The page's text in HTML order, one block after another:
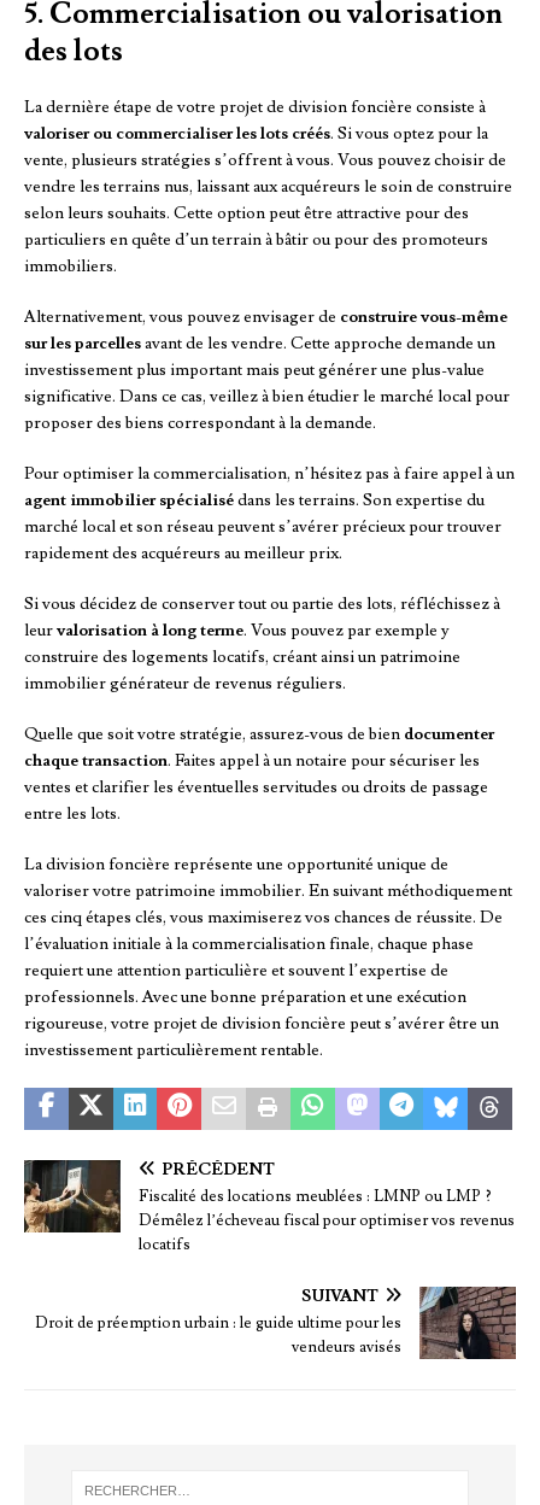
5. Commercialisation ou valorisation
des lots
La dernière étape de votre projet de division foncière consiste à
valoriser ou commercialiser les lots créés. Si vous optez pour la
vente, plusieurs stratégies s’offrent à vous. Vous pouvez choisir de
vendre les terrains nus, laissant aux acquéreurs le soin de construire
selon leurs souhaits. Cette option peut être attractive pour des
particuliers en quête d’un terrain à bâtir ou pour des promoteurs
immobiliers.
Alternativement, vous pouvez envisager de construire vous-même
sur les parcellesavant de les vendre. Cette approche demande un
investissement plus important mais peut générer une plus-value
significative. Dans ce cas, veillez à bien étudier le marché local pour
proposer des biens correspondant à la demande.
Pour optimiser la commercialisation, n’hésitez pas à faire appel à un
agent immobilier spécialisédans les terrains. Son expertise du
marché local et son réseau peuvent s’avérer précieux pour trouver
rapidement des acquéreurs au meilleur prix.
Si vous décidez de conserver tout ou partie des lots, réfléchissez à
leurvalorisation à long terme. Vous pouvez par exemple y
construire des logements locatifs, créant ainsi un patrimoine
immobilier générateur de revenus réguliers.
Quelle que soit votre stratégie, assurez-vous de bien documenter
chaque transaction. Faites appel à un notaire pour sécuriser les
ventes et clarifier les éventuelles servitudes ou droits de passage
entre les lots.
La division foncière représente une opportunité unique de
valoriser votre patrimoine immobilier. En suivant méthodiquement
ces cinq étapes clés, vous maximiserez vos chances de réussite. De
l’évaluation initiale à la commercialisation finale, chaque phase
requiert une attention particulière et souvent l’expertise de
professionnels. Avec une bonne préparation et une exécution
rigoureuse, votre projet de division foncière peut s’avérer être un
investissement particulièrement rentable.
PRÉCÉDENT
Fiscalité des locations meublées : LMNP ou LMP ?
Démêlez l’écheveau fiscal pour optimiser vos revenus
locatifs
SUIVANT
Droit de préemption urbain : le guide ultime pour les
vendeurs avisés